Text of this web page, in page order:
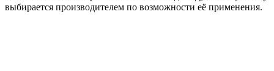
выбирается производителем по возможности её применения.